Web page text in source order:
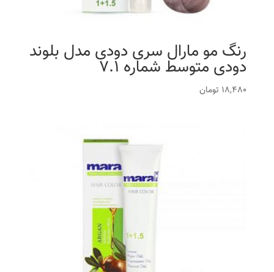
رنگ مو مارال سری دودی مدل بلوند
دودی متوسط شماره 7.1
18,480 تومان